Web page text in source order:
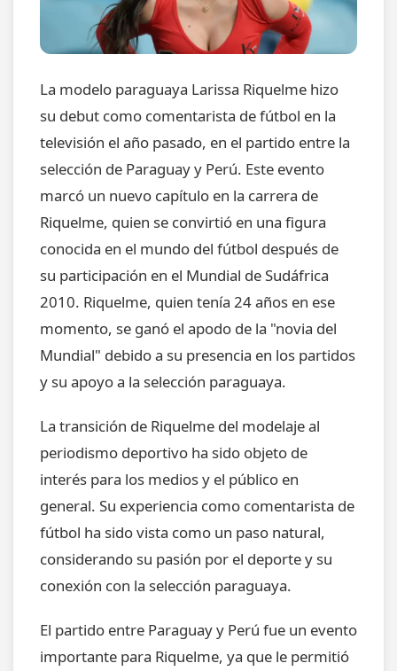
La modelo paraguaya Larissa Riquelme hizo
su debut como comentarista de fútbol en la
televisión el año pasado, en el partido entre la
selección de Paraguay y Perú. Este evento
marcó un nuevo capítulo en la carrera de
Riquelme, quien se convirtió en una figura
conocida en el mundo del fútbol después de
su participación en el Mundial de Sudáfrica
2010. Riquelme, quien tenía 24 años en ese
momento, se ganó el apodo de la "novia del
Mundial" debido a su presencia en los partidos
y su apoyo a la selección paraguaya.
La transición de Riquelme del modelaje al
periodismo deportivo ha sido objeto de
interés para los medios y el público en
general. Su experiencia como comentarista de
fútbol ha sido vista como un paso natural,
considerando su pasión por el deporte y su
conexión con la selección paraguaya.
El partido entre Paraguay y Perú fue un evento
importante para Riquelme, ya que le permitió